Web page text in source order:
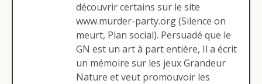
découvrir certains sur le site
www.murder-party.org (Silence on
meurt, Plan social). Persuadé que le
GN est un art à part entière, Il a écrit
un mémoire sur les jeux Grandeur
Nature et veut promouvoir les